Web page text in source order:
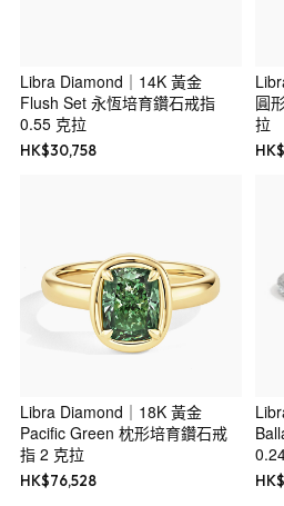
Libra Diamond｜14K 黃金
Flush Set 永恆培育鑽石戒指
0.55 克拉
HK$30,758
圓
拉
HK$
Libra Diamond｜18K 黃金
Pacific Green 枕形培育鑽石戒
指 2 克拉
HK$76,528 HK$